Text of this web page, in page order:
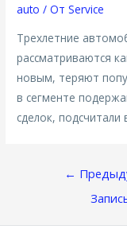
auto / От Service
Трехлетние
рассматриваются
новым, теряют
в сегменте
сделок, подсчитали
←